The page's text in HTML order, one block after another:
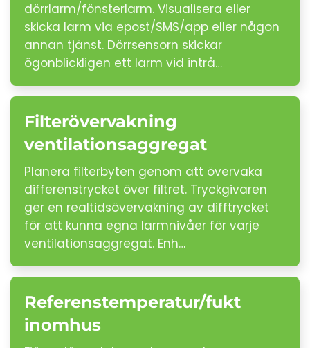
dörrlarm/fönsterlarm. Visualisera eller
skicka larm via epost/SMS/app eller någon
annan tjänst. Dörrsensorn skickar
ögonblickligen ett larm vid intrå…
Filterövervakning
ventilationsaggregat
Planera filterbyten genom att övervaka
differenstrycket över filtret. Tryckgivaren
ger en realtidsövervakning av difftrycket
för att kunna egna larmnivåer för varje
ventilationsaggregat. Enh…
Referenstemperatur/fukt
inomhus